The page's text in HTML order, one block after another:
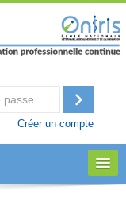
Créer un compte